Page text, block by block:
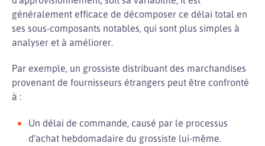
généralement efficace de décomposer ce délai total en
ses sous-composants notables, qui sont plus simples à
analyser et à améliorer.
Par exemple, un grossiste distribuant des marchandises
provenant de fournisseurs étrangers peut être confronté
à :
Un délai de commande, causé par le processus
d’achat hebdomadaire du grossiste lui-même.